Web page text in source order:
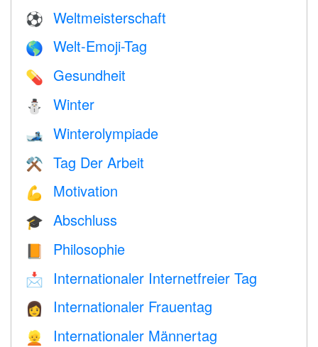
⚽ Weltmeisterschaft
🌎 Welt-Emoji-Tag
💊 Gesundheit
⛄ Winter
🎿 Winterolympiade
⚒️ Tag Der Arbeit
💪 Motivation
🎓 Abschluss
📙 Philosophie
📩 Internationaler Internetfreier Tag
👩 Internationaler Frauentag
👱 Internationaler Männertag